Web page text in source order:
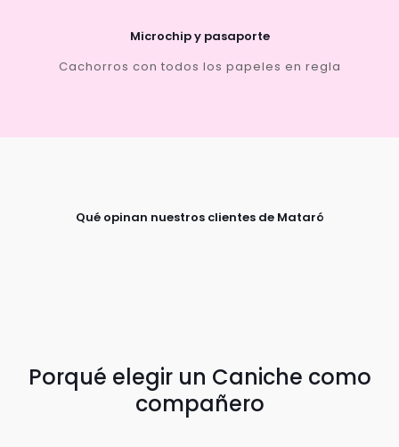
Microchip y pasaporte
Cachorros con todos los papeles en regla
Qué opinan nuestros clientes de Mataró
Porqué elegir un Caniche como
compañero